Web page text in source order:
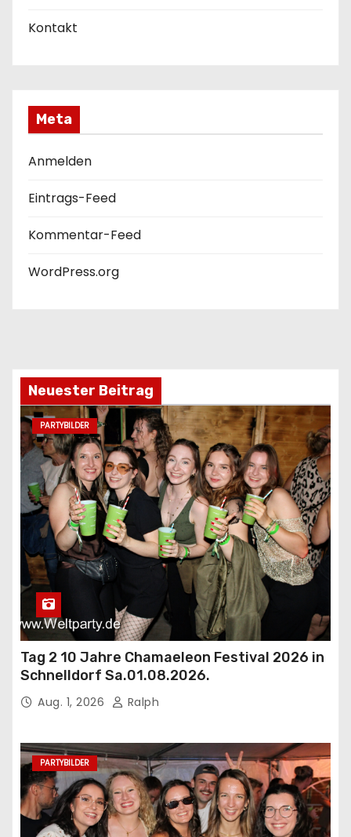
Kontakt
Meta
Anmelden
Eintrags-Feed
Kommentar-Feed
WordPress.org
Neuester Beitrag
PARTYBILDER
Tag 2 10 Jahre Chamaeleon Festival 2026 in
Schnelldorf Sa.01.08.2026.
Aug. 1, 2026 Ralph
PARTYBILDER